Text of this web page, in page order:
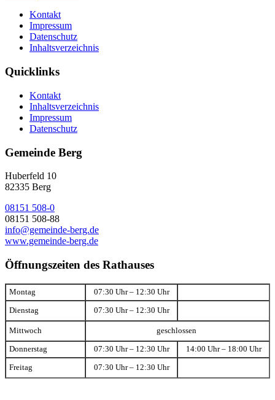
Kontakt
Impressum
Datenschutz
Inhaltsverzeichnis
Quicklinks
Kontakt
Inhaltsverzeichnis
Impressum
Datenschutz
Gemeinde Berg
Huberfeld 10
82335 Berg
08151 508-0
08151 508-88
info@gemeinde-berg.de
www.gemeinde-berg.de
Öffnungszeiten des Rathauses
Montag 07:30 Uhr – 12:30 Uhr
Dienstag 07:30 Uhr – 12:30 Uhr
Mittwoch geschlossen
Donnerstag 07:30 Uhr – 12:30 Uhr 14:00 Uhr – 18:00 Uhr
Freitag 07:30 Uhr – 12:30 Uhr